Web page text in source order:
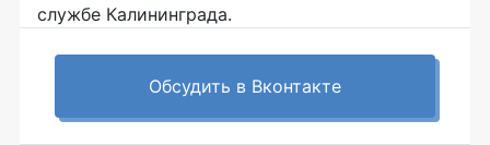
службе Калининграда.
Обсудить в Вконтакте